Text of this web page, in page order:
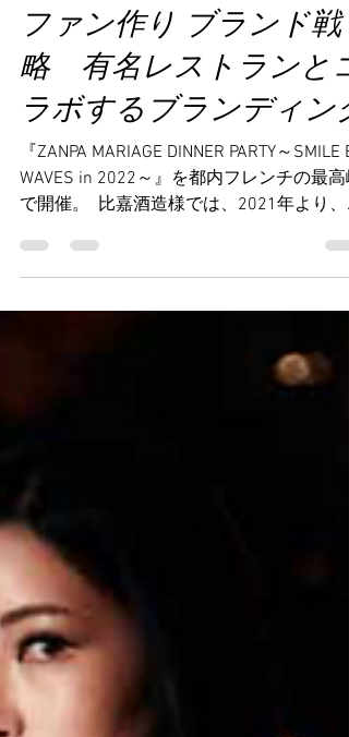
ファン作り ブランド戦
略 有名レストランとコ
ラボするブランディング
『ZANPA MARIAGE DINNER PARTY～SMILE
WAVES in 2022～』を都内フレンチの最高
で開催。 ​ 比嘉酒造様では、2021年より、
ュディナーパーティーイベント『ZANPA
SMILE BE WAVES』を開催。2021年から始
ったこのイベントは、その年のZANPAの新
してマリアージュディナーパーティーを楽
んでいただくというイベントです。2021年
ターブル ドゥ ジョエル・ロブション（LA
TABLE de Joël Robuchon）』にて、11月12
（土）に開催しました。このイベントでは
【2022 SMILE BE WAVES〜OKINAWA
WINDS〜】というタイトルテーマで、都心
はあるが、料理はもちろん、レストラン内
装飾や音楽演奏マリアージュなどで、五感
沖縄を感じてもらえるよ